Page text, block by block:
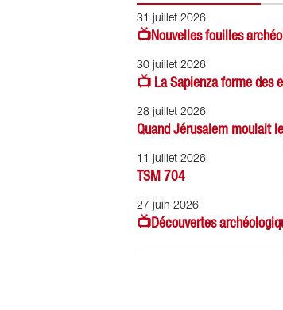
31 juillet 2026
📺Nouvelles fouilles
30 juillet 2026
📺 La Sapienza forme des
28 juillet 2026
Quand Jérusalem moulait
11 juillet 2026
TSM 704
27 juin 2026
📺Découvertes